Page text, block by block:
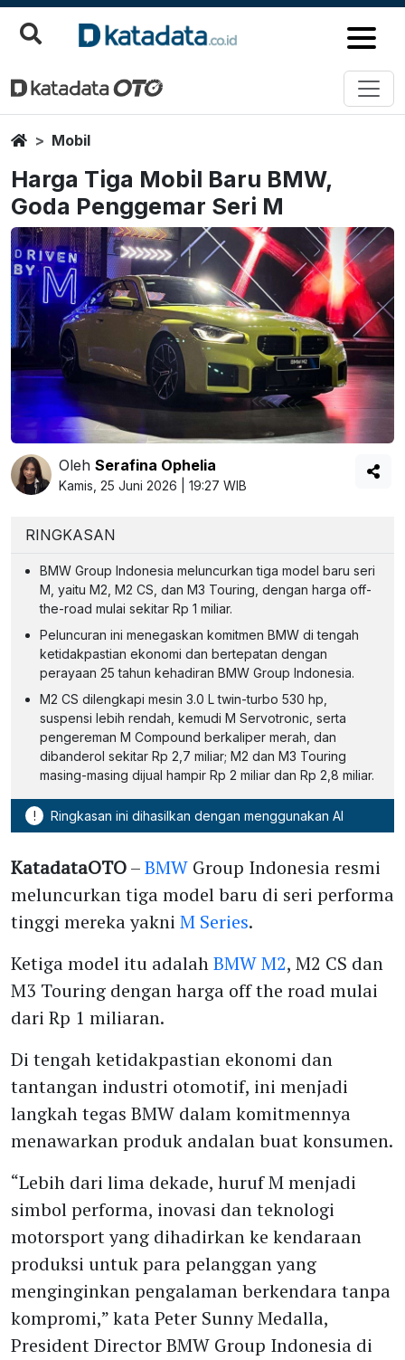
HomeMobil
Harga Tiga Mobil Baru BMW,
Goda Penggemar Seri M
Oleh Serafina Ophelia
Kamis, 25 Juni 2026 | 19:27 WIB
RINGKASAN
BMW Group Indonesia meluncurkan tiga model baru seri
M, yaitu M2, M2 CS, dan M3 Touring, dengan harga off-
the-road mulai sekitar Rp 1 miliar.
Peluncuran ini menegaskan komitmen BMW di tengah
ketidakpastian ekonomi dan bertepatan dengan
perayaan 25 tahun kehadiran BMW Group Indonesia.
M2 CS dilengkapi mesin 3.0 L twin-turbo 530 hp,
suspensi lebih rendah, kemudi M Servotronic, serta
pengereman M Compound berkaliper merah, dan
dibanderol sekitar Rp 2,7 miliar; M2 dan M3 Touring
masing-masing dijual hampir Rp 2 miliar dan Rp 2,8 miliar.
! Ringkasan ini dihasilkan dengan menggunakan AI
KatadataOTO–BMW Group Indonesia resmi
meluncurkan tiga model baru di seri performa
tinggi mereka yakni M Series.
Ketiga model itu adalahBMW M2, M2 CS dan
M3 Touring dengan harga off the road mulai
dari Rp 1 miliaran.
Di tengah ketidakpastian ekonomi dan
tantangan industri otomotif, ini menjadi
langkah tegas BMW dalam komitmennya
menawarkan produk andalan buat konsumen.
“Lebih dari lima dekade, huruf M menjadi
simbol performa, inovasi dan teknologi
motorsport yang dihadirkan ke kendaraan
produksi untuk para pelanggan yang
menginginkan pengalaman berkendara tanpa
kompromi,” kata Peter Sunny Medalla,
President Director BMW Group Indonesia di